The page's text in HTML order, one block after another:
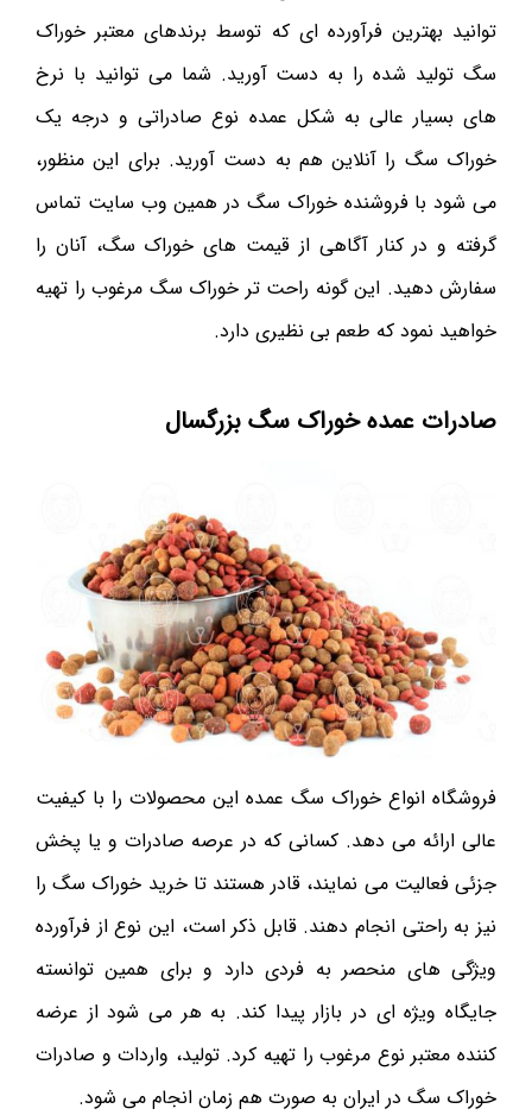
توانید بهترین فرآورده ای که توسط برندهای معتبر خوراک
سگ تولید شده را به دست آورید. شما می توانید با نرخ
های بسیار عالی به شکل عمده نوع صادراتی و درجه یک
خوراک سگ را آنلاین هم به دست آورید. برای این منظور،
می شود با فروشنده خوراک سگ در همین وب سایت تماس
گرفته و در کنار آگاهی از قیمت های خوراک سگ، آنان را
سفارش دهید. این گونه راحت تر خوراک سگ مرغوب را تهیه
خواهید نمود که طعم بی نظیری دارد.
صادرات عمده خوراک سگ بزرگسال
فروشگاه انواع خوراک سگ عمده این محصولات را با کیفیت
عالی ارائه می دهد. کسانی که در عرصه صادرات و یا پخش
جزئی فعالیت می نمایند، قادر هستند تا خرید خوراک سگ را
نیز به راحتی انجام دهند. قابل ذکر است، این نوع از فرآورده
ویژگی های منحصر به فردی دارد و برای همین توانسته
جایگاه ویژه ای در بازار پیدا کند. به هر می شود از عرضه
کننده معتبر نوع مرغوب را تهیه کرد. تولید، واردات و صادرات
خوراک سگ در ایران به صورت هم زمان انجام می شود.